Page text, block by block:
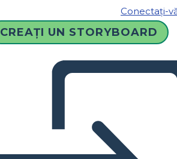
Conectați-
CREAȚI UN STORYBOARD